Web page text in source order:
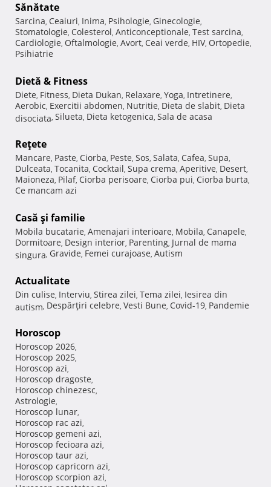
Sănătate
Sarcina, Ceaiuri, Inima, Psihologie, Ginecologie,
Stomatologie, Colesterol, Anticonceptionale, Test sarcina,
Cardiologie, Oftalmologie, Avort, Ceai verde, HIV, Ortopedie,
Psihiatrie
Dietă & Fitness
Diete, Fitness, Dieta Dukan, Relaxare, Yoga, Intretinere,
Aerobic, Exercitii abdomen, Nutritie, Dieta de slabit, Dieta
disociata, Silueta, Dieta ketogenica, Sala de acasa
Reţete
Mancare, Paste, Ciorba, Peste, Sos, Salata, Cafea, Supa,
Dulceata, Tocanita, Cocktail, Supa crema, Aperitive, Desert,
Maioneza, Pilaf, Ciorba perisoare, Ciorba pui, Ciorba burta,
Ce mancam azi
Casă şi familie
Mobila bucatarie, Amenajari interioare, Mobila, Canapele,
Dormitoare, Design interior, Parenting, Jurnal de mama
singura, Gravide, Femei curajoase, Autism
Actualitate
Din culise, Interviu, Stirea zilei, Tema zilei, Iesirea din
autism, Despărţiri celebre, Vesti Bune, Covid-19, Pandemie
Horoscop
Horoscop 2026,
Horoscop 2025,
Horoscop azi,
Horoscop dragoste,
Horoscop chinezesc,
Astrologie,
Horoscop lunar,
Horoscop rac azi,
Horoscop gemeni azi,
Horoscop fecioara azi,
Horoscop taur azi,
Horoscop capricorn azi,
Horoscop scorpion azi,